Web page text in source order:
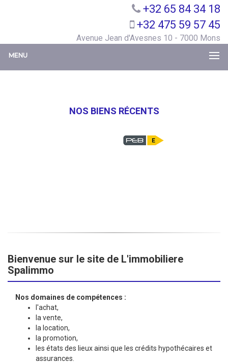
+32 65 84 34 18
+32 475 59 57 45
Avenue Jean d'Avesnes 10 - 7000 Mons
MENU
NOS BIENS RÉCENTS
Bienvenue sur le site de L'immobiliere
Spalimmo
Nos domaines de compétences :
l'achat,
la vente,
la location,
la promotion,
les états des lieux ainsi que les crédits hypothécaires et
assurances.